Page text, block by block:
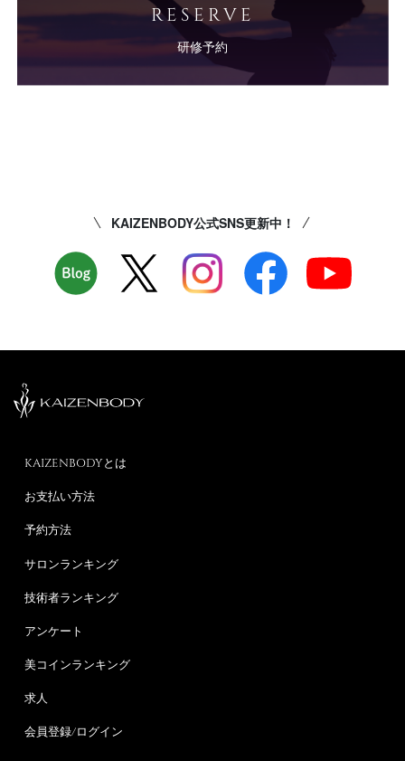
RESERVE
研修予約
KAIZENBODY公式SNS更新中！
KAIZENBODYとは
お支払い方法
予約方法
サロンランキング
技術者ランキング
アンケート
美コインランキング
求人
会員登録/ログイン